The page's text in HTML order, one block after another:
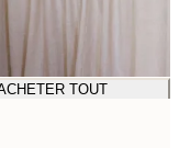
TOUT